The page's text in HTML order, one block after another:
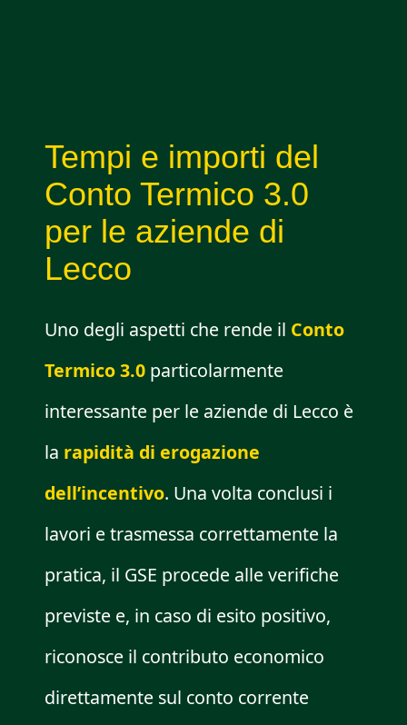
Tempi e importi del
Conto Termico 3.0
per le aziende di
Lecco
Uno degli aspetti che rende il Conto
Termico 3.0particolarmente
interessante per le aziende di Lecco è
la rapidità di erogazione
dell’incentivo. Una volta conclusi i
lavori e trasmessa correttamente la
pratica, il GSE procede alle verifiche
previste e, in caso di esito positivo,
riconosce il contributo economico
direttamente sul conto corrente